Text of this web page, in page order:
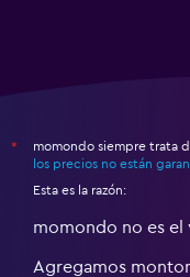
*
momondo siempre trata
los precios no están
Esta es la razón:
momondo no es el
Agregamos